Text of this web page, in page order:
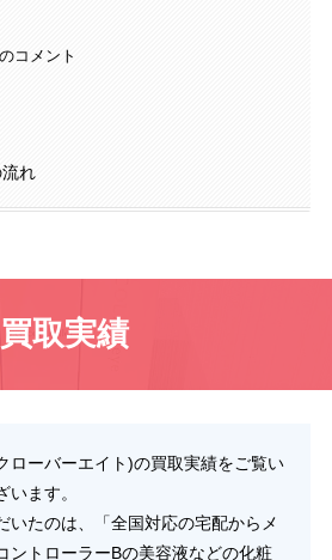
コメント
れ
買取実績
ローバーエイト)の買取実績をご覧い
ます。
いたのは、「全国対応の宅配からメ
ントローラーBの美容液などの化粧